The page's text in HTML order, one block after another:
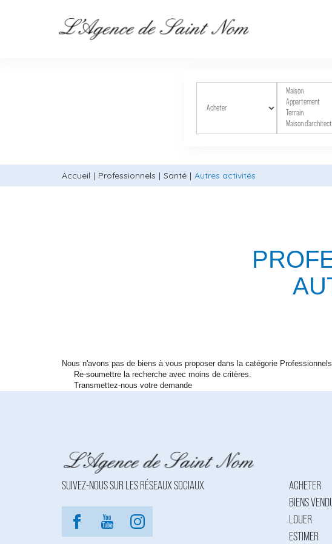
Accueil Professionnels Santé Autres activités
Nous n'avons pas de biens à vous proposer dans la catégorie
Re-soumettre la recherche avec moins de critères.
Transmettez-nous votre demande
SUIVEZ-NOUS SUR LES RÉSEAUX SOCIAUX
ACHETER
BIENS
LOUER
ESTIMER